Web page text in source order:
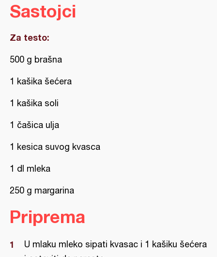
Sastojci
Za testo:
500 g brašna
1 kašika šećera
1 kašika soli
1 čašica ulja
1 kesica suvog kvasca
1 dl mleka
250 g margarina
Priprema
U mlaku mleko sipati kvasac i 1 kašiku šećera